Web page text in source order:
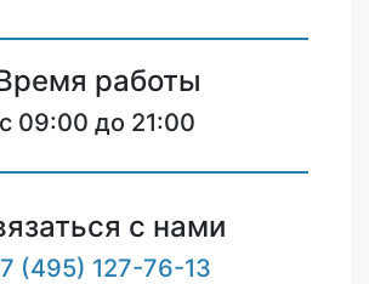
работы
c 09:00 до 21:00
с нами
(495) 127-76-13